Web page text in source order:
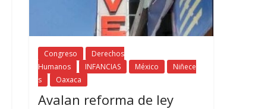
Congreso
Derechos
Humanos
INFANCIAS México
Niñece
s
Oaxaca
Avalan reforma de ley